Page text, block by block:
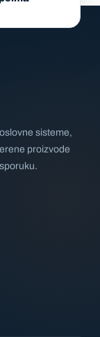
sisteme,
proizvode